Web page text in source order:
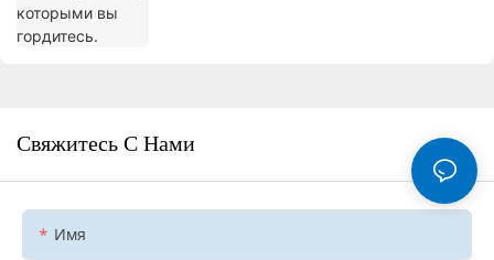
Свяжитесь С Нами
Имя